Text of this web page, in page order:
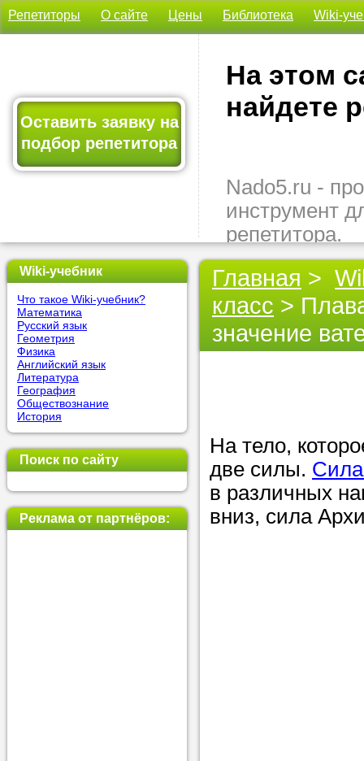
Репетиторы О сайте Цены Библиотека Wiki-
Оставить заявку на
подбор репетитора
На этом
найдете
Nado5.ru -
инструмент
репетитора.
Здесь вы
подходящего
быстро,
бесплатно.
Или найдите
нашей базе
используя
Wiki-учебник
Что такое Wiki-учебник?
Математика
Русский язык
Геометрия
Физика
Английский язык
Литература
География
Обществознание
История
Поиск по сайту
Реклама от партнёров:
Главная >
класс >
значение
На тело,
две силы.
в различных
вниз, сила